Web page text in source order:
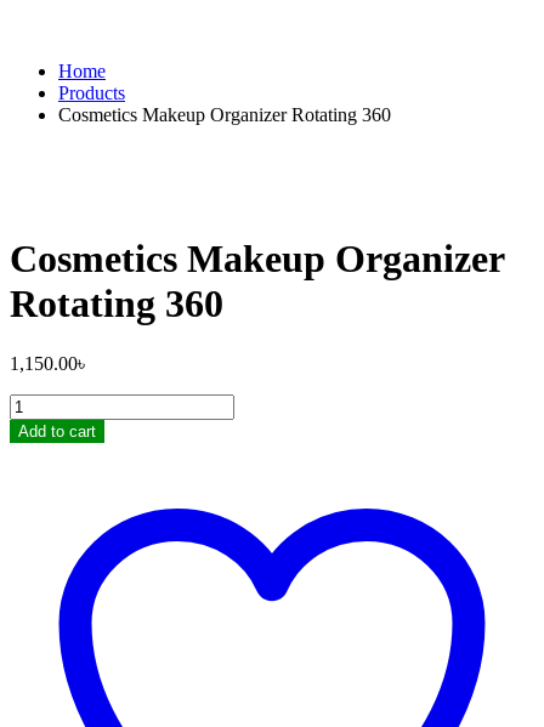
Home
Products
Cosmetics Makeup Organizer Rotating 360
Cosmetics Makeup Organizer
Rotating 360
1,150.00৳
Cosmetics
Makeup
Organizer
Add to cart